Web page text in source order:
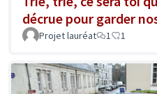
décrue pour garder
Projet lauréat 1 1